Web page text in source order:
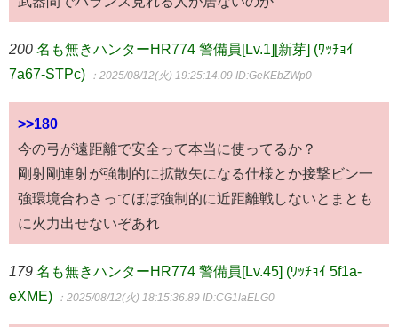
200 名も無きハンターHR774 警備員[Lv.1][新芽] (ﾜｯﾁｮｲ
7a67-STPc)
：2025/08/12(火) 19:25:14.09 ID:GeKEbZWp0
>>180
今の弓が遠距離で安全って本当に使ってるか？
剛射剛連射が強制的に拡散矢になる仕様とか接撃ビン一
強環境合わさってほぼ強制的に近距離戦しないとまとも
に火力出せないぞあれ
179 名も無きハンターHR774 警備員[Lv.45] (ﾜｯﾁｮｲ 5f1a-
eXME)
：2025/08/12(火) 18:15:36.89 ID:CG1laELG0